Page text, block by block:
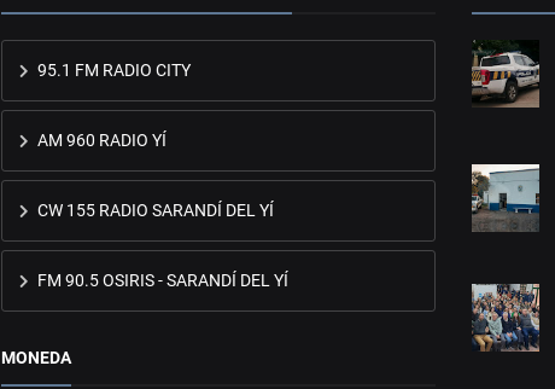
95.1 FM RADIO CITY
AM 960 RADIO YÍ
CW 155 RADIO SARANDÍ DEL YÍ
FM 90.5 OSIRIS - SARANDÍ DEL YÍ
MONEDA